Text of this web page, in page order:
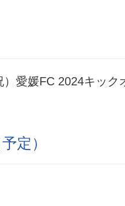
愛媛FC 2024キック
定）